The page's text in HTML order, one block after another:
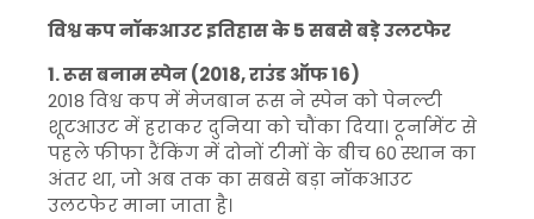
विश्व कप नॉकआउट इतिहास के 5 सबसे बड़े उलटफेर
1. रूस बनाम स्पेन (2018, राउंड ऑफ 16)
2018 विश्व कप में मेजबान रूस ने स्पेन को पेनल्टी
शूटआउट में हराकर दुनिया को चौंका दिया। टूर्नामेंट से
पहले फीफा रैंकिंग में दोनों टीमों के बीच 60 स्थान का
अंतर था, जो अब तक का सबसे बड़ा नॉकआउट
उलटफेर माना जाता है।